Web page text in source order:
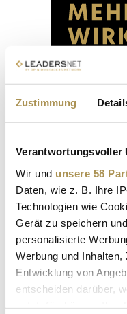
Zustimmung
Verantwortungsvoller
Wir und unsere 58
Daten, wie z. B. Ihre
Technologien wie
Gerät zu speichern
personalisierte
Werbung und
Entwicklung von
entscheiden darüber,